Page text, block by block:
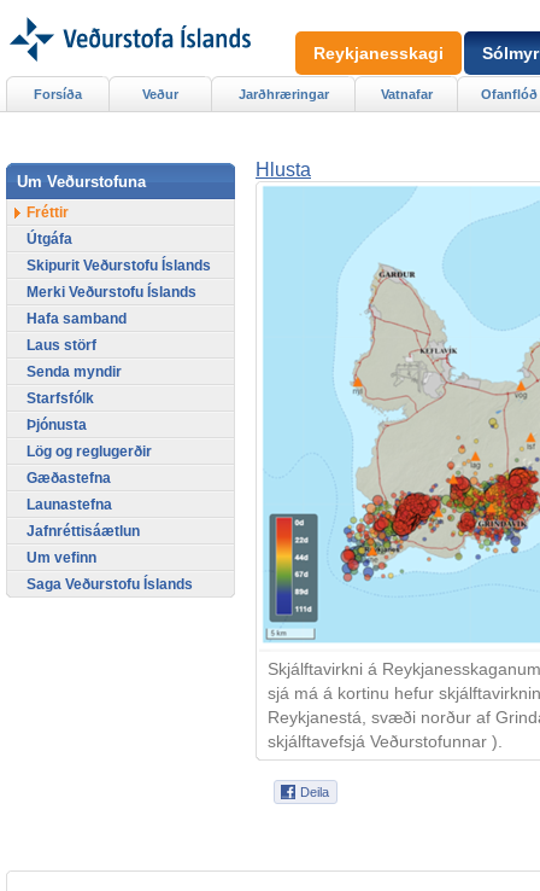
Hlusta
Skjálftavirkni á
sjá má á kortinu hefur
Reykjanestá, svæði norður af
skjálftavefsjá Veðurstofunnar ).
Forsíða Veður Jarðhræringar Vatnafar Ofanflóð
Um Veðurstofuna
Fréttir
Útgáfa
Skipurit Veðurstofu Íslands
Merki Veðurstofu Íslands
Hafa samband
Laus störf
Senda myndir
Starfsfólk
Þjónusta
Lög og reglugerðir
Gæðastefna
Launastefna
Jafnréttisáætlun
Um vefinn
Saga Veðurstofu Íslands
Reykjanesskagi